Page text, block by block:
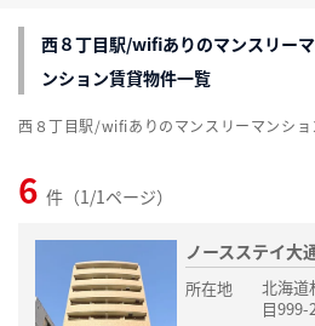
西８丁目駅/wifiありのマンスリー
ンション賃貸物件一覧
6 件（1/1ページ）
ノースステイ大
所在地
北海道
目999-